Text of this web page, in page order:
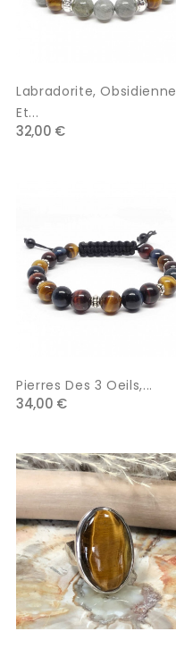
Labradorite, Obsidienne
Et...
32,00 €
Pierres Des 3 Oeils,...
34,00 €